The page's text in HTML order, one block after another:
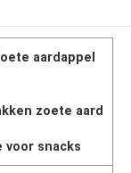
aardappel
zoete aard
voor snacks